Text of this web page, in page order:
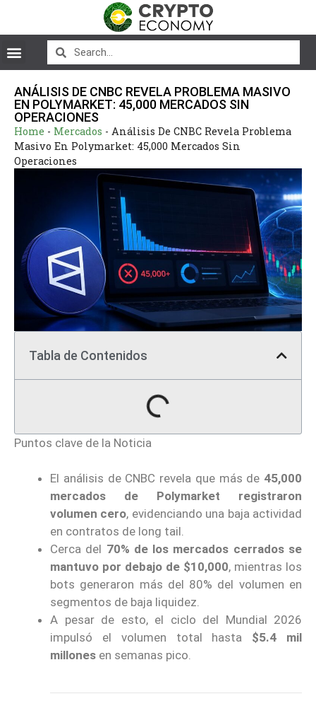
ANÁLISIS DE CNBC REVELA PROBLEMA MASIVO
EN POLYMARKET: 45,000 MERCADOS SIN
OPERACIONES
Home - Mercados - Análisis De CNBC Revela Problema
Masivo En Polymarket: 45,000 Mercados Sin
Operaciones
Tabla de Contenidos
Puntos clave de la Noticia
El análisis de CNBC revela que más de 45,000
mercados de Polymarket registraron
volumen cero, evidenciando una baja actividad
en contratos de long tail.
Cerca del 70% de los mercados cerrados se
mantuvo por debajo de $10,000, mientras los
bots generaron más del 80% del volumen en
segmentos de baja liquidez.
A pesar de esto, el ciclo del Mundial 2026
impulsó el volumen total hasta $5.4 mil
millones en semanas pico.